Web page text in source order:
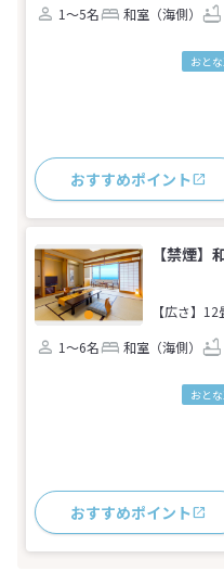
1～5名
和室（海側）
おと
おすすめポイント
【禁煙
【広さ】12
1～6名
和室（海側）
おと
おすすめポイント